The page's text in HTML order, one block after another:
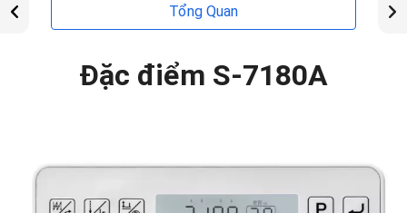
Tổng Quan
Đặc điểm S-7180A